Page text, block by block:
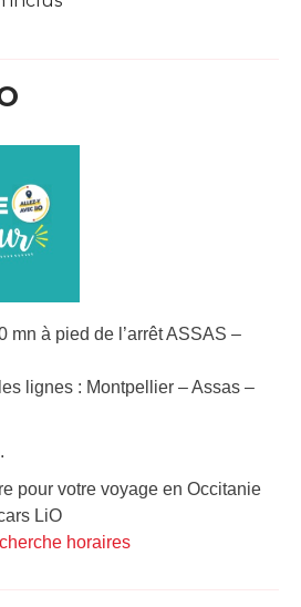
mn à pied de l’arrêt ASSAS –
lignes : Montpellier – Assas –
pour votre voyage en Occitanie
LiO
horaires